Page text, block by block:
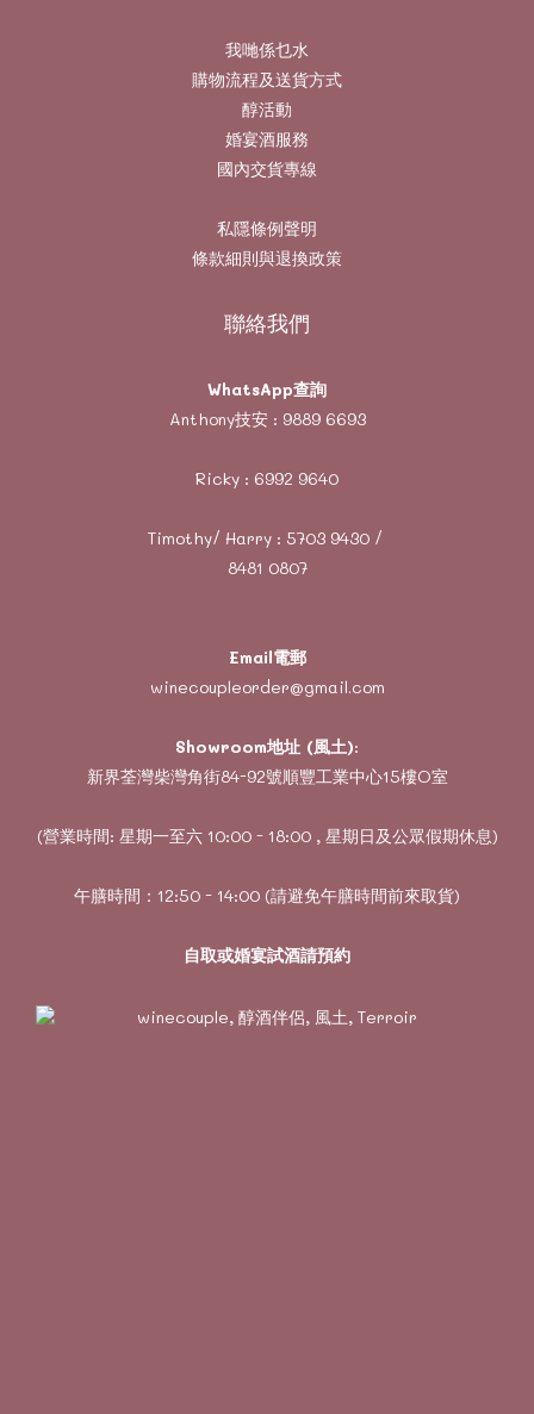
我哋係乜水
購物流程及送貨方式
醇活動
婚宴酒服務
國內交貨專線
私隱條例聲明
條款細則與退換政策
聯絡我們
WhatsApp查詢
Anthony技安 : 9889 6693
Ricky : 6992 9640
Timothy/ Harry : 5703 9430/
8481 0807
Email電郵
winecoupleorder@gmail.com
Showroom地址 (風土):
新界荃灣柴灣角街84-92號順豐工業中心15樓O室
(營業時間: 星期一至六 10:00 - 18:00 , 星期日及公眾假期休息)
午膳時間：12:50 - 14:00 (請避免午膳時間前來取貨)
自取或婚宴試酒請預約